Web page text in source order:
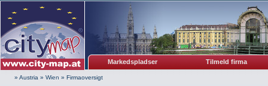
Markedspladser Tilmeld firma
» Austria » Wien » Firmaoversigt